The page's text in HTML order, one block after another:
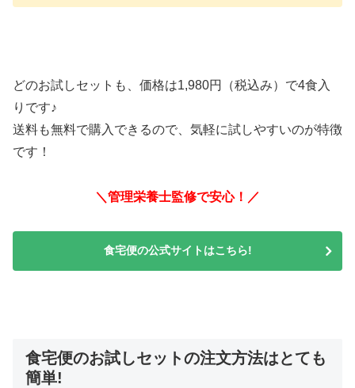
どのお試しセットも、価格は1,980円（税込み）で4食入
りです♪
送料も無料で購入できるので、気軽に試しやすいのが特徴
です！
＼管理栄養士監修で安心！／
食宅便の公式サイトはこちら!
食宅便のお試しセットの注文方法はとても
簡単!